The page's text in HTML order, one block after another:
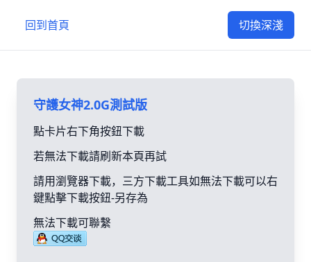
回到首頁 切換深淺
守護女神2.0G測試版
點卡片右下角按鈕下載
若無法下載請刷新本頁再試
請用瀏覽器下載，三方下載工具如無法下載可以右
鍵點擊下載按鈕-另存為
無法下載可聯繫